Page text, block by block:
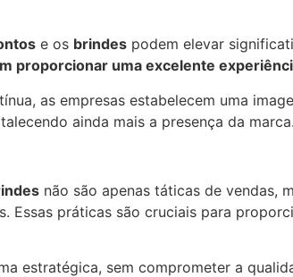
e os brindes podem elevar
proporcionar uma excelente
as empresas estabelecem uma
ainda mais a presença da marca.
não são apenas táticas de vendas,
Essas práticas são cruciais para
estratégica, sem comprometer a